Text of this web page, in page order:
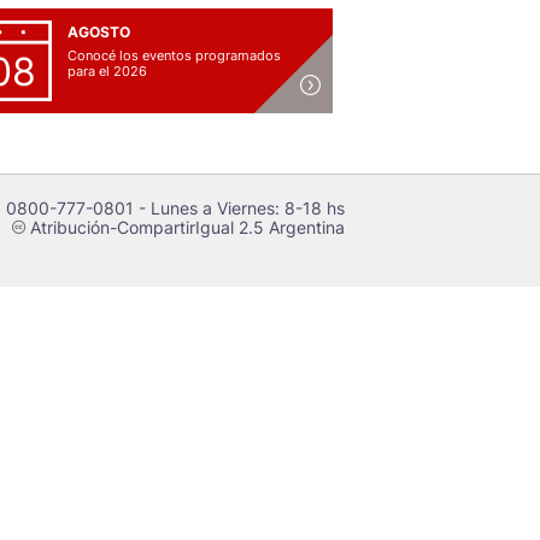
AGOSTO
Conocé los eventos programados
para el 2026
0800-777-0801 - Lunes a Viernes: 8-18 hs
cAtribución-CompartirIgual 2.5 Argentina